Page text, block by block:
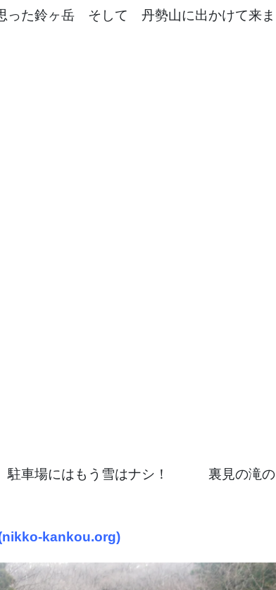
った鈴ヶ岳 そして 丹勢山に出かけて来ま
駐車場にはもう雪はナシ！ 裏見の滝の
(nikko-kankou.org)